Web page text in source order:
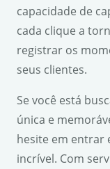
capacidade de
cada clique a
registrar os
seus clientes.
Se você está
única e
hesite em entrar
incrível. Com